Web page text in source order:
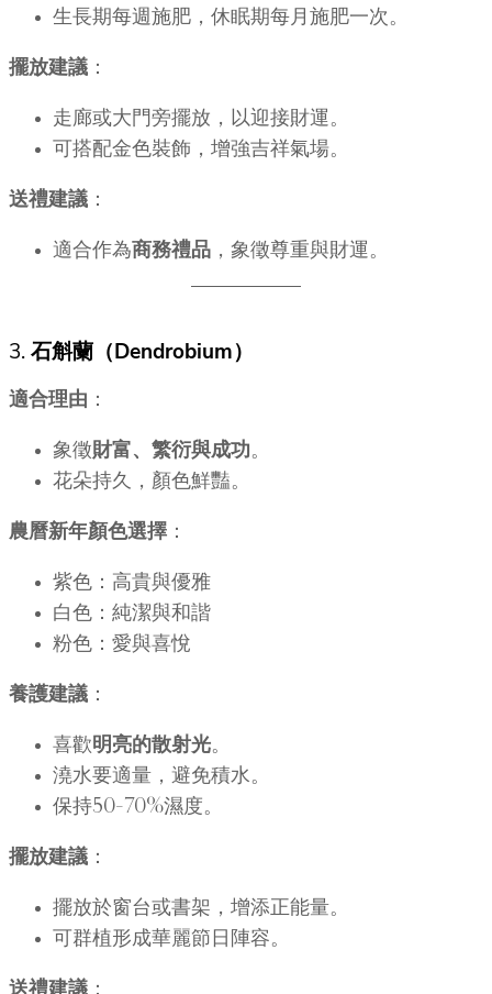
生長期每週施肥，休眠期每月施肥一次。
擺放建議 ：
走廊或大門旁擺放，以迎接財運。
可搭配金色裝飾，增強吉祥氣場。
送禮建議 ：
適合作為商務禮品 ，象徵尊重與財運。
3.石斛蘭（Dendrobium）
適合理由 ：
象徵財富、繁衍與成功 。
花朵持久，顏色鮮豔。
農曆新年顏色選擇 ：
紫色：高貴與優雅
白色：純潔與和諧
粉色：愛與喜悅
養護建議 ：
喜歡明亮的散射光。
澆水要適量，避免積水。
保持50–70%濕度。
擺放建議 ：
擺放於窗台或書架，增添正能量。
可群植形成華麗節日陣容。
送禮建議 ：